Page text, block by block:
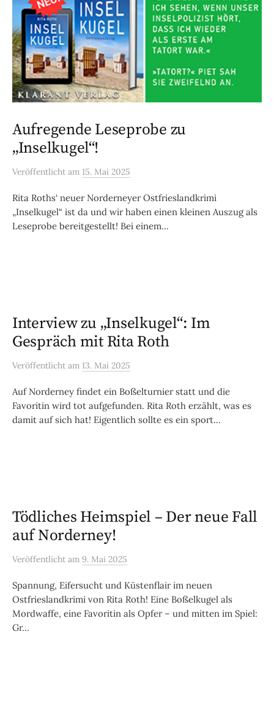
Aufregende Leseprobe zu
„Inselkugel“!
Veröffentlicht am 15. Mai 2025
Rita Roths‘ neuer Norderneyer Ostfrieslandkrimi
„Inselkugel“ ist da und wir haben einen kleinen Auszug als
Leseprobe bereitgestellt! Bei einem...
Interview zu „Inselkugel“: Im
Gespräch mit Rita Roth
Veröffentlicht am 13. Mai 2025
Auf Norderney findet ein Boßelturnier statt und die
Favoritin wird tot aufgefunden. Rita Roth erzählt, was es
damit auf sich hat! Eigentlich sollte es ein sport...
Tödliches Heimspiel – Der neue Fall
auf Norderney!
Veröffentlicht am 9. Mai 2025
Spannung, Eifersucht und Küstenflair im neuen
Ostfrieslandkrimi von Rita Roth! Eine Boßelkugel als
Mordwaffe, eine Favoritin als Opfer – und mitten im Spiel:
Gr...